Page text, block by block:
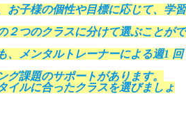
お子様の個性や目標に応じて、学習
２つのクラスに分けて選ぶことがで
、メンタルトレーナーによる週1 回
グ課題のサポートがあります。
イルに合ったクラスを選びましょ